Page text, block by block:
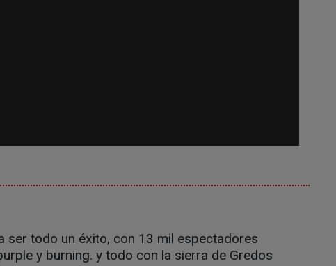
ser todo un éxito, con 13 mil espectadores
y burning. y todo con la sierra de Gredos